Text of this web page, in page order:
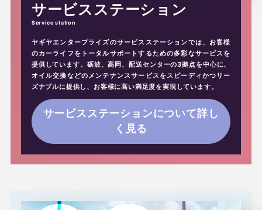
サービスステーション
ヤギヤエンタープライズのサービスステーションでは、お客様
のカーライフをトータルサポートするための多彩なサービスを
提供しています。砺波、高岡、配送センターの3拠点を中心に、
オイル交換などのメンテナンスサービスをスピーディかつリー
ズナブルに提供し、お客様に高い満足度を実現しています。
サービスステーションについて詳し
く見る